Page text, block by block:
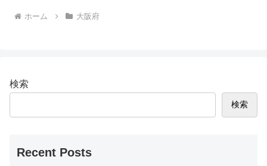
ホーム 大阪府
検索
検索
Recent Posts